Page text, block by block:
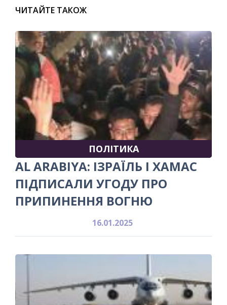
ЧИТАЙТЕ ТАКОЖ
ПОЛІТИКА
AL ARABIYA: ІЗРАЇЛЬ І ХАМАС
ПІДПИСАЛИ УГОДУ ПРО
ПРИПИНЕННЯ ВОГНЮ
16.01.2025